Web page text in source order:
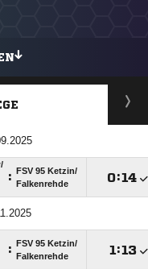
:
FSV 95 Ketzin/​
Falkenrehde
:
:
FSV 95 Ketzin/​
Falkenrehde
: